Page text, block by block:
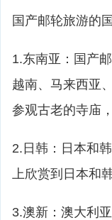
国产邮轮旅游的
1.东南亚：国产
越南、马来西亚
参观古老的寺庙
2.日韩：日本和
上欣赏到日本和
3.澳新：澳大利